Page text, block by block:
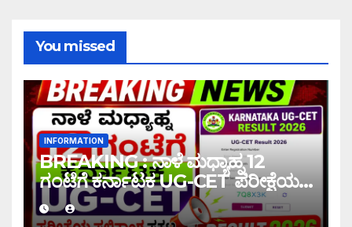
You missed
INFORMATION
BREAKING : ನಾಳೆ ಮಧ್ಯಾಹ್ನ 12
ಗಂಟೆಗೆ ಕರ್ನಾಟಕ UG-CET ಪರೀಕ್ಷೆಯ
ಫಲಿತಾಂಶ ಪ್ರಕಟ |UG-CET Result
2026